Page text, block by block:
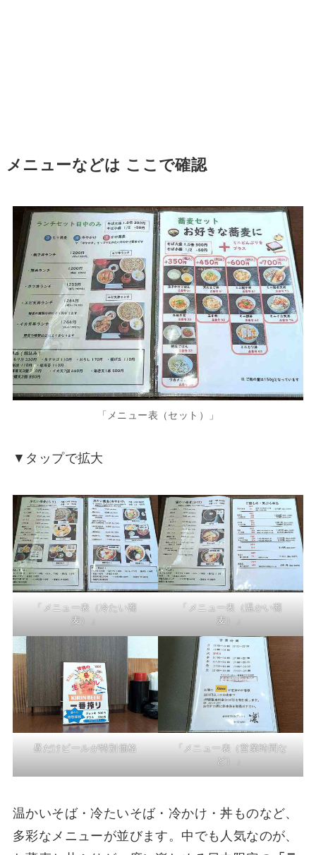
メニューなどは ここで確認
「メニュー表（セット）」
▼タップで拡大
「メニュー表（冷たい蕎
麦）」
「メニュー表（温かい蕎
麦）」
昼だけビールが特別価格
「メニュー表（営業時間な
ど）」
温かいそば・冷たいそば・冷かけ・丼ものなど、
多彩なメニューが並びます。中でも人気なのが、